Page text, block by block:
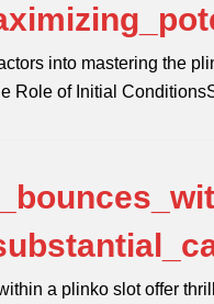
into mastering the
Role of Initial
a plinko slot offer